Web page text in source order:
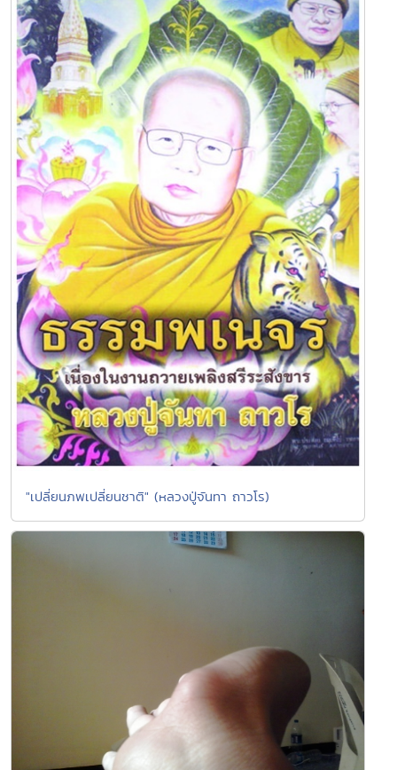
"เปลี่ยนภพเปลี่ยนชาติ" (หลวงปู่จันทา ถาวโร)